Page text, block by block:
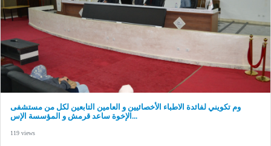
وم تكويني لفائدة الاطباء الأخصائيين و العامين التابعين لكل من مستشفى
الإخوة ساعد قرمش و المؤسسة الإس...
119 views